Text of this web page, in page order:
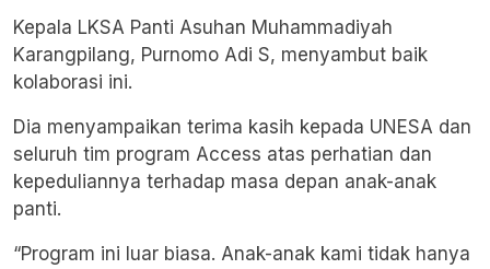
Kepala LKSA Panti Asuhan Muhammadiyah
Karangpilang, Purnomo Adi S, menyambut baik
kolaborasi ini.
Dia menyampaikan terima kasih kepada UNESA dan
seluruh tim program Access atas perhatian dan
kepeduliannya terhadap masa depan anak-anak
panti.
“Program ini luar biasa. Anak-anak kami tidak hanya